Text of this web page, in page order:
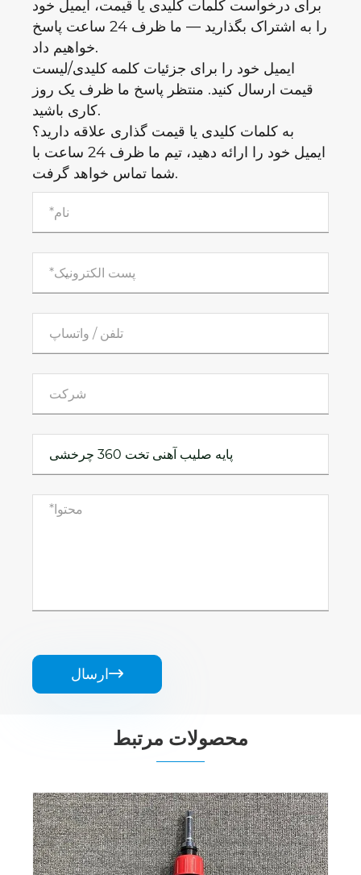
برای درخواست کلمات کلیدی یا قیمت، ایمیل خود
را به اشتراک بگذارید — ما ظرف 24 ساعت پاسخ
خواهیم داد.
ایمیل خود را برای جزئیات کلمه کلیدی/لیست
قیمت ارسال کنید. منتظر پاسخ ما ظرف یک روز
کاری باشید.
به کلمات کلیدی یا قیمت گذاری علاقه دارید؟
ایمیل خود را ارائه دهید، تیم ما ظرف 24 ساعت با
شما تماس خواهد گرفت.
ارسال
محصولات مرتبط